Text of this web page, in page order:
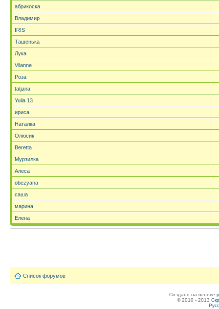
абрикоска
Владимир
IRIS
Ташенька
Лука
Vilanne
Роза
tatjana
Yulia 13
ириса
Наталка
Олюсик
Beretta
Мурзилка
Алеса
obezyana
саша
марина
Елена
Список форумов
Создано на основе
© 2010 - 2013